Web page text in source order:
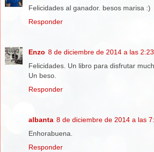
Felicidades al ganador. besos marisa :)
Responder
Enzo 8 de diciembre de 2014 a las 2:23
Felicidades. Un libro para disfrutar
Un beso.
Responder
albanta 8 de diciembre de 2014 a las
Enhorabuena.
Responder